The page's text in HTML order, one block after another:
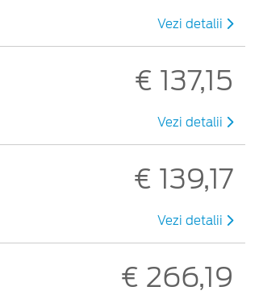
Vezi detalii
€ 137,15
Vezi detalii
€ 139,17
Vezi detalii
€ 266,19